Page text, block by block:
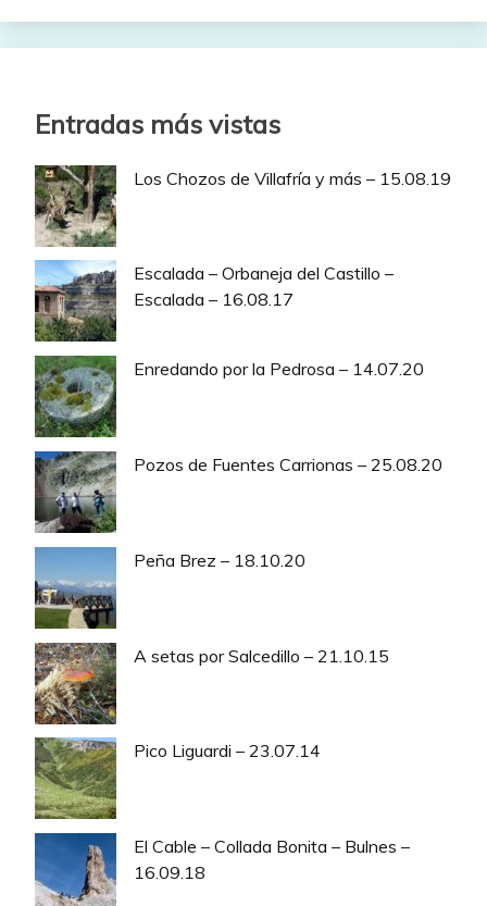
Entradas más vistas
Los Chozos de Villafría y más – 15.08.19
Escalada – Orbaneja del Castillo –
Escalada – 16.08.17
Enredando por la Pedrosa – 14.07.20
Pozos de Fuentes Carrionas – 25.08.20
Peña Brez – 18.10.20
A setas por Salcedillo – 21.10.15
Pico Liguardi – 23.07.14
El Cable – Collada Bonita – Bulnes –
16.09.18